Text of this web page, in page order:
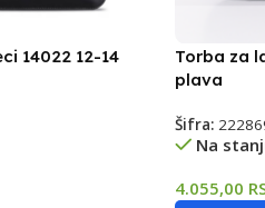
14022 12-14
Torba za
plava
Šifra:
Na
4.055,00